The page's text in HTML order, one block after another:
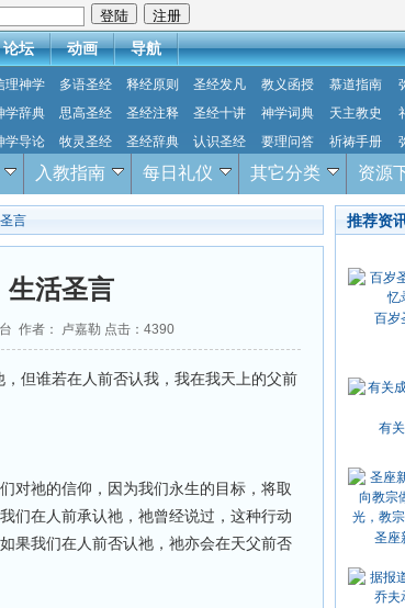
论坛 动画 导航
理神学 多语圣经 释经原则 圣经发凡 教义函授 慕道指南
学辞典 思高圣经 圣经注释 圣经十讲 神学词典 天主教史
学导论 牧灵圣经 圣经辞典 认识圣经 要理问答 祈祷手册
入教指南 每日礼仪 其它分类 资源
言
生活圣言
作者： 卢嘉勒 点击： 4390
但谁若在人前否认我，我在我天上的父前
对祂的信仰，因为我们永生的目标，将取
们在人前承认祂，祂曾经说过，这种行动
果我们在人前否认祂，祂亦会在天父前否
推荐资
百岁
有
圣座